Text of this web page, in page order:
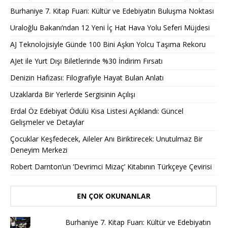
Burhaniye 7. Kitap Fuarı: Kültür ve Edebiyatın Buluşma Noktası
Uraloğlu Bakanı’ndan 12 Yeni İç Hat Hava Yolu Seferi Müjdesi
AJ Teknolojisiyle Günde 100 Bini Aşkın Yolcu Taşıma Rekoru
AJet ile Yurt Dışı Biletlerinde %30 İndirim Fırsatı
Denizin Hafızası: Filografiyle Hayat Bulan Anlatı
Uzaklarda Bir Yerlerde Sergisinin Açılışı
Erdal Öz Edebiyat Ödülü Kısa Listesi Açıklandı: Güncel
Gelişmeler ve Detaylar
Çocuklar Keşfedecek, Aileler Anı Biriktirecek: Unutulmaz Bir
Deneyim Merkezi
Robert Darnton’un ’Devrimci Mizaç’ Kitabının Türkçeye Çevirisi
EN ÇOK OKUNANLAR
Burhaniye 7. Kitap Fuarı: Kültür ve Edebiyatın